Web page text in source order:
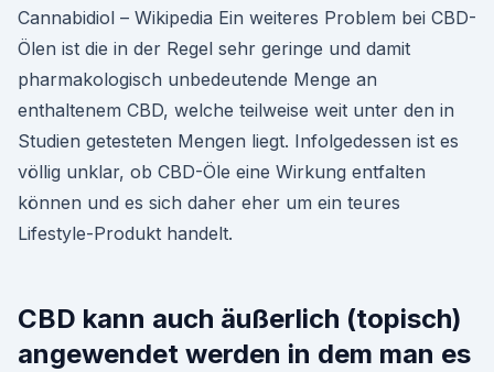
Cannabidiol – Wikipedia Ein weiteres Problem bei CBD-
Ölen ist die in der Regel sehr geringe und damit
pharmakologisch unbedeutende Menge an
enthaltenem CBD, welche teilweise weit unter den in
Studien getesteten Mengen liegt. Infolgedessen ist es
völlig unklar, ob CBD-Öle eine Wirkung entfalten
können und es sich daher eher um ein teures
Lifestyle-Produkt handelt.
CBD kann auch äußerlich (topisch)
angewendet werden in dem man es